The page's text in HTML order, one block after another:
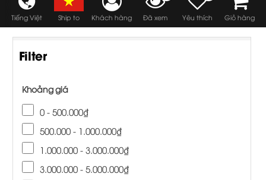
Tiếng Việt Ship to Khách hàng Đã xem Yêu thích Giỏ hàng
Filter
Khoảng giá
0 - 500.000₫
500.000 - 1.000.000₫
1.000.000 - 3.000.000₫
3.000.000 - 5.000.000₫